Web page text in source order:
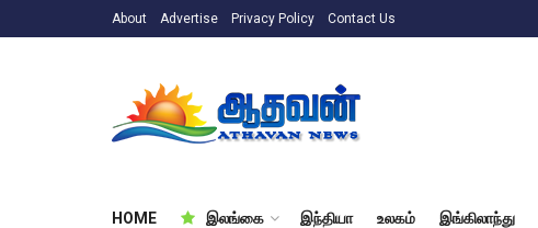
About Advertise Privacy Policy Contact Us
HOME இலங்கை இந்தியா உலகம் இங்கிலாந்து